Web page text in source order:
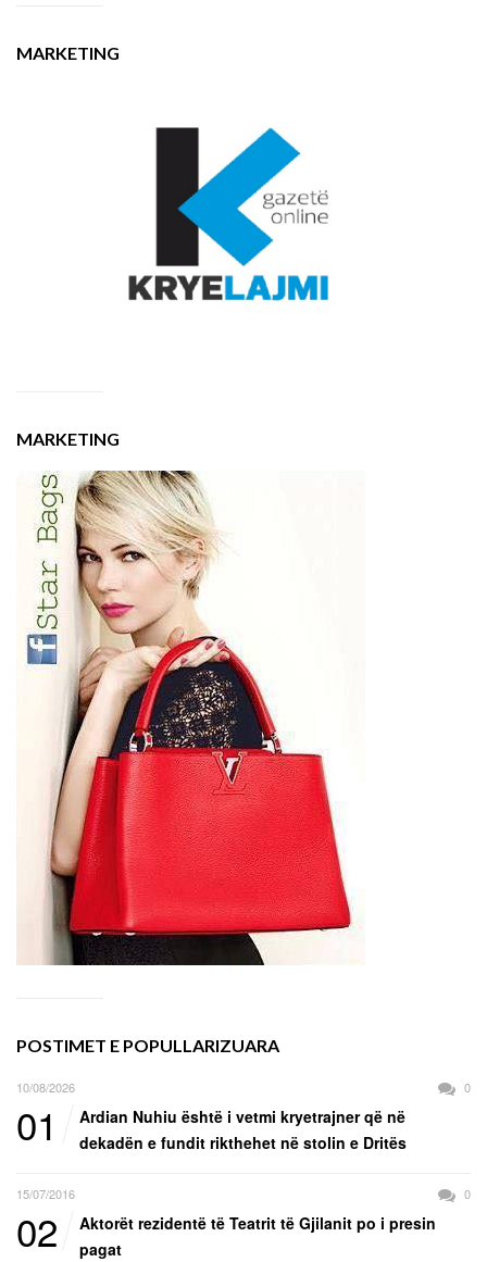
MARKETING
MARKETING
POSTIMET E POPULLARIZUARA
10/08/2026 0
01
Ardian Nuhiu është i vetmi kryetrajner që në
dekadën e fundit rikthehet në stolin e Dritës
15/07/2016 0
02
Aktorët rezidentë të Teatrit të Gjilanit po i presin
pagat